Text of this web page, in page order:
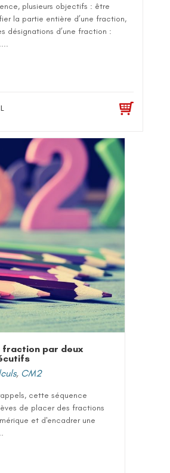
plusieurs objectifs : être
la partie entière d’une fraction,
désignations d’une fraction :
fraction par deux
, CM2
cette séquence
de placer des fractions
et d'encadrer une